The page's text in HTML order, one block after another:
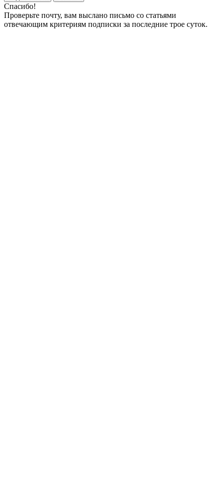
Спасибо!
Проверьте почту, вам выслано письмо со статьями
отвечающим критериям подписки за последние трое суток.